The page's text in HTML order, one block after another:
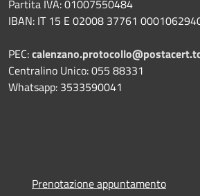
Partita IVA: 01007550484
IBAN: IT 15 E 02008 37761
PEC:
Centralino Unico: 055 88331
Whatsapp: 3533590041
Prenotazione appuntamento